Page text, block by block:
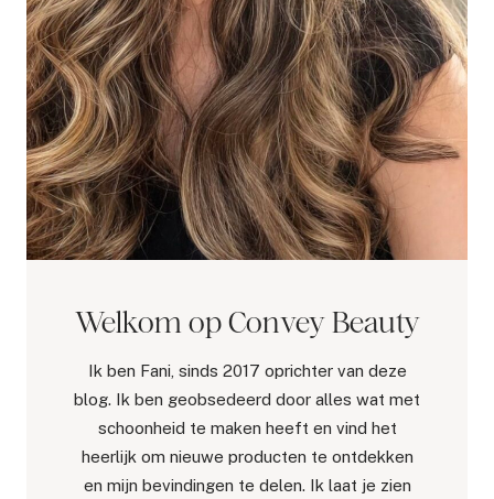
Welkom op Convey Beauty
Ik ben Fani, sinds 2017 oprichter van deze
blog. Ik ben geobsedeerd door alles wat met
schoonheid te maken heeft en vind het
heerlijk om nieuwe producten te ontdekken
en mijn bevindingen te delen. Ik laat je zien